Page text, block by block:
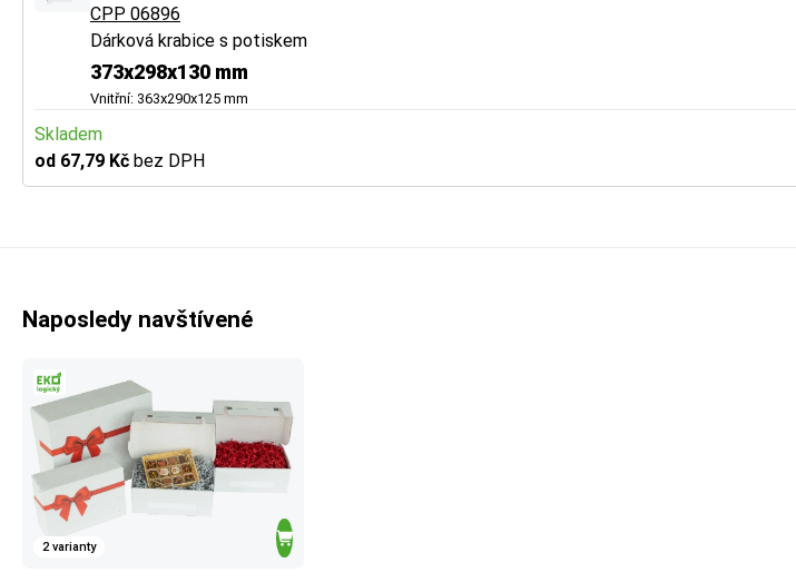
CPP 06896
Dárková krabice s potiskem
373x298x130 mm
Vnitřní: 363x290x125 mm
Skladem
od 67,79 Kč bez DPH
Naposledy navštívené
2 varianty